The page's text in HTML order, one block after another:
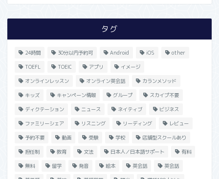
タグ
24時間 30分以内予約可 Android iOS other
TOEFL TOEIC アプリ イメージ
オンラインレッスン オンライン英会話 カランメソッド
キッズ キャンペーン情報 グループ スカイプ不要
ディクテーション ニュース ネイティブ ビジネス
ファミリーシェア リスニング リーディング レビュー
予約不要 動画 受験 学校 店舗型スクールあり
担任制 教育 文法 日本人／日本語サポート 有料
無料 留学 発音 絵本 英会話 英会話